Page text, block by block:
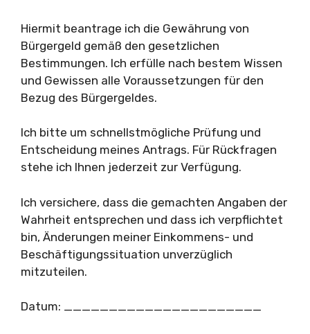
Hiermit beantrage ich die Gewährung von
Bürgergeld gemäß den gesetzlichen
Bestimmungen. Ich erfülle nach bestem Wissen
und Gewissen alle Voraussetzungen für den
Bezug des Bürgergeldes.
Ich bitte um schnellstmögliche Prüfung und
Entscheidung meines Antrags. Für Rückfragen
stehe ich Ihnen jederzeit zur Verfügung.
Ich versichere, dass die gemachten Angaben der
Wahrheit entsprechen und dass ich verpflichtet
bin, Änderungen meiner Einkommens- und
Beschäftigungssituation unverzüglich
mitzuteilen.
Datum: ______________________